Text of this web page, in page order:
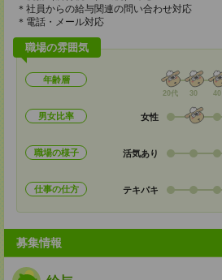
＊社員からの給与関連の問い合わせ対応
＊電話・メール対応
職場の雰囲気
年齢層
20代 30 40
男女比率 女性
職場の様子 活気あり
仕事の仕方 テキパキ
募集情報